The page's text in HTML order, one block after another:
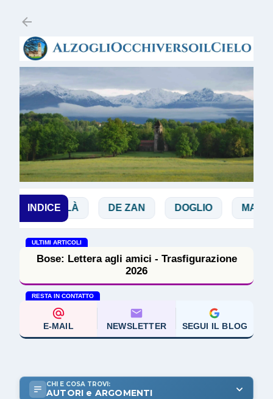
INDICE
CHIALÀ DE ZAN DOGLIO MAGGI
ULTIMI ARTICOLI
Bose: Lettera agli amici - Trasfigurazione
2026
RESTA IN CONTATTO
E-MAIL NEWSLETTER SEGUI IL BLOG
CHI E COSA TROVI:
AUTORI e ARGOMENTI